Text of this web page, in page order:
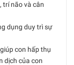
trí não và cân
dụng duy trì sự
con hấp thụ
dịch của con